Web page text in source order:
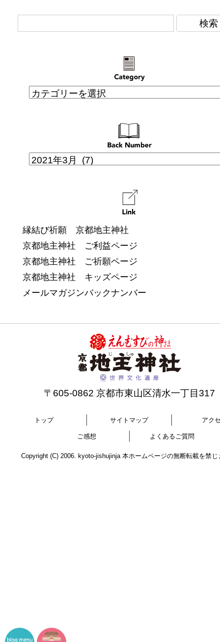
縁結び祈願 京都地主神社
京都地主神社 ご利益ページ
京都地主神社 ご祈願ページ
京都地主神社 キッズページ
メールマガジンバックナンバー
〒605-0862 京都市東山区清水一丁目317
トップ サイトマップ アク
ご感想 よくあるご質問
Copyright (C) 2006. kyoto-jishujinja 本ホームページの無断転載を禁じ